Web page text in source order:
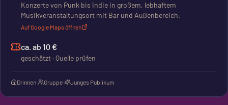
Konzerte von Punk bis Indie in großem, lebhaftem
Musikveranstaltungsort mit Bar und Außenbereich.
Auf Google Maps öffnen
ca. ab 10 €
geschätzt · Quelle prüfen
Drinnen· Gruppe· Junges Publikum